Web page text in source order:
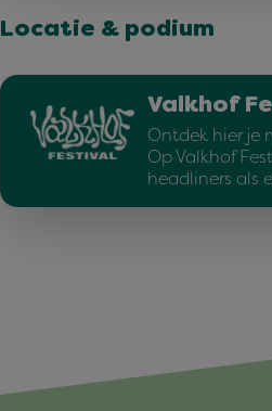
Locatie & podium
Valkhof
Ontdek hier je
Op Valkhof
headliners als